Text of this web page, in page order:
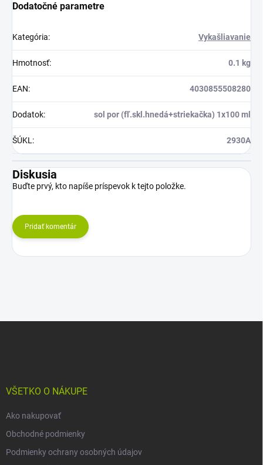
Dodatočné parametre
Kategória: Vykašliavanie
Hmotnosť: 0.1 kg
EAN: 4030855508280
Dodatok: sol por (fľ.skl.hnedá+striekačka) 1x100 ml
ŠÚKL: 2930A
Diskusia
Buďte prvý, kto napíše príspevok k tejto položke.
Pridať komentár
VŠETKO O NÁKUPE
Ako nakupovať
Obchodné podmienky
Podmienky ochrany osobných údajov